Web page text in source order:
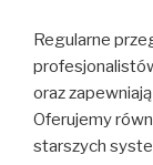
Regularne
oraz
Oferujemy
starszych